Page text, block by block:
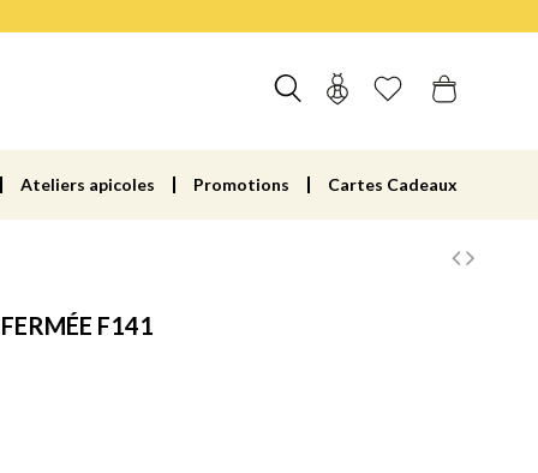
Ateliers apicoles Promotions Cartes Cadeaux
F141